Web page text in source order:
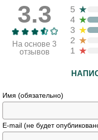
3.3
На основе 3
отзывов
5 ★
4 ★
3 ★
2 ★
1 ★
Имя (обязательно)
E-mail (не будет